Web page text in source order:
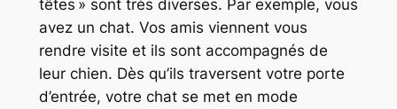
têtes » sont très diverses. Par exemple, vous
avez un chat. Vos amis viennent vous
rendre visite et ils sont accompagnés de
leur chien. Dès qu’ils traversent votre porte
d’entrée, votre chat se met en mode